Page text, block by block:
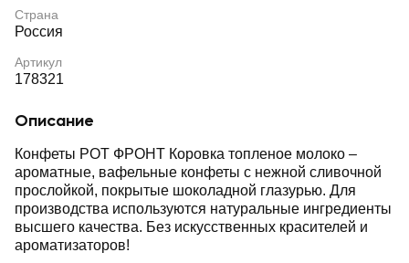
Страна
Россия
Артикул
178321
Описание
Конфеты РОТ ФРОНТ Коровка топленое молоко –
ароматные, вафельные конфеты с нежной сливочной
прослойкой, покрытые шоколадной глазурью. Для
производства используются натуральные ингредиенты
высшего качества. Без искусственных красителей и
ароматизаторов!